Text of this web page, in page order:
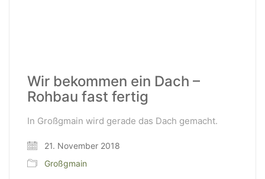
Wir bekommen ein Dach –
Rohbau fast fertig
In Großgmain wird gerade das Dach gemacht.
21. November 2018
Großgmain